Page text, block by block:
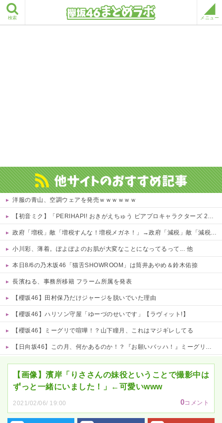
検索 メニュー
洋服の青山、空調ウェアを発売ｗｗｗｗｗｗ
【初音ミク】「PERIHAPI! おきがえちゅう ピアプロキャラクターズ 2」トレフィグ【予約開始】
政府「増税」敵「増税すんな！増税メガネ！」→政府「減税」敵「減税すんな！社会保障どうなる！」
小川彩、薄着。ぽよぽよのお肌が大変なことになってるって... 他
本日8/6の乃木坂46「猫舌SHOWROOM」は筒井あやめ＆鈴木佑捺
長濱ねる、事務所移籍 フラーム所属を発表
【櫻坂46】田村保乃だけジャージを脱いでいた理由
【櫻坂46】ハリソン守屋「ゆーづのせいです」【ラヴィット!】
【櫻坂46】ミーグリで喧嘩！？山下瞳月、これはマジギレしてる
【日向坂46】この月、何かあるのか！？『お願いバッハ！』ミーグリ日程がこちら
【画像】濱岸「りささんの妹役ということで撮影中は
ずっと一緒にいました！」←可愛いwww
2021/02/06/ 19:00 0コメント